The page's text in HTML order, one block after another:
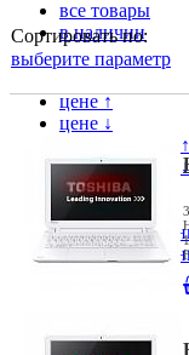
все товары
в наличии
Сортировать по:
выберите параметр
цене ↑
цене ↓
популярности ↑
популярности ↓
модели ↑
модели ↓
дате
дате